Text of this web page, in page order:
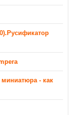
миниатюра - как